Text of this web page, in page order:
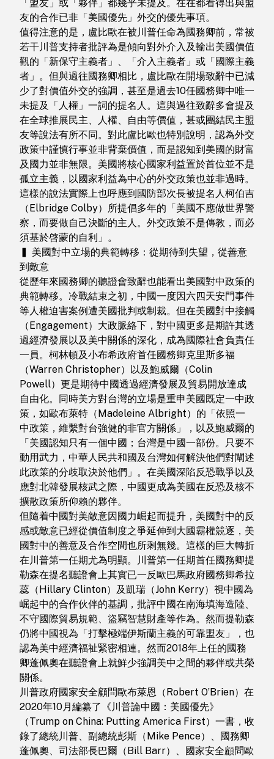
「盟友」或「夥伴」都幾乎未提及。在在都看得出與盟
友的合作已非「美國優先」外交的優先事項。
值得注意的是，盧比歐在被川普任命為國務卿前，常被
若干川普支持者批評為是傾向對外介入及輸出美國價值
觀的「新保守主義者」、「介入主義者」或「國際主義
者」。但與過往國務卿相比，盧比歐在開場致辭中已減
少了對價值外交的強調，甚至是過去10任國務卿中唯一
未提及「人權」一詞的提名人。這與過往致辭多會提及
在全球推展民主、人權、自由等價值，甚或團結民主盟
友等說法有所不同。對此盧比歐也特別說明，認為外交
政策中謹慎行事並非背棄價值，而是認知到美國的財富
及國力並非無限。美國將核心國家利益置於首位並不是
孤立主義，以國家利益為中心的外交政策也並非過時。
這樣的說法實際上也呼應到國防部次長被提名人柯伯吉
（Elbridge Colby）所提倡多年的「美國不應做世界警
察，而要做自己決斷的主人。外交政策不是傳教，而必
須基於啓蒙的自利」。
▍ 美國對中立場的典範轉移：從期待到失望，從善意
到敵意
從歷年來國務卿的聽證會致辭也能看出美國對中政策的
典範轉移。冷戰結束之初，中國一度因六四天安門事件
等人權迫害案例遭美國批判或制裁。但在美國對中接觸
（Engagement）大政脈絡下，對中國更多是期許其透
過經濟發展以及美中關係的深化，成為國際社會負責任
一員。柯林頓及小布希政府首任國務卿克里斯多福
（Warren Christopher）以及鮑威爾（Colin
Powell）更是期待中國透過經濟發展及貿易開放達成
自由化。同時美方對台灣的立場是重申美國既定一中政
策，如歐布萊特（Madeleine Albright）的「依照一
中政策，維繫對台強健的非官方關係」，以及鮑威爾的
「美國認知只有一個中國；台灣是中國一部份。只要不
動用武力，中華人民共和國及台灣如何解決他們對闡述
此政策的分歧取決於他們」。在美國深陷反恐戰爭以及
應對北韓發展核武之際，中國更成為美國在反恐及核不
擴散政策所仰賴的夥伴。
但隨着中國對美敵意因國力崛起而提升，美國對中的反
感或敵意已經從價值制度之爭延伸到大國霸權競逐，美
國對中的善意及合作空間也所剩無幾。這樣的巨大轉折
在川普第一任期尤為明顯。川普第一任期首任國務卿提
勒森在提名聽證會上其實已一反歐巴馬政府國務卿希拉
蕊（Hillary Clinton）及凱瑞（John Kerry）視中國為
崛起中的合作伙伴的基調，批評中國在南海填海造陸、
不守國際貿易規範、盜竊智慧財產等作為。然而提勒森
仍將中國視為「打擊極端伊斯蘭主義的可靠盟友」，也
認為美中經濟福祉緊密相連。然而2018年上任的國務
卿蓬佩奧在聽證會上就鮮少強調美中之間的夥伴或共榮
關係。
川普政府國家安全顧問歐布萊恩（Robert O’Brien）在
2020年10月編纂了《川普論中國：美國優先》
（Trump on China: Putting America First）一書，收
錄了總統川普、副總統彭斯（Mike Pence）、國務卿
蓬佩奧、司法部長巴爾（Bill Barr）、國家安全顧問歐